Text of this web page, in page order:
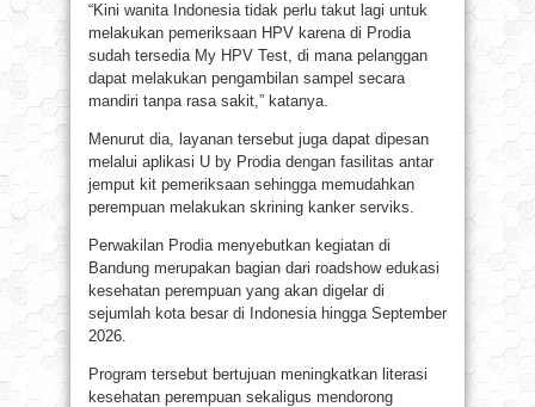
“Kini wanita Indonesia tidak perlu takut lagi untuk
melakukan pemeriksaan HPV karena di Prodia
sudah tersedia My HPV Test, di mana pelanggan
dapat melakukan pengambilan sampel secara
mandiri tanpa rasa sakit,” katanya.
Menurut dia, layanan tersebut juga dapat dipesan
melalui aplikasi U by Prodia dengan fasilitas antar
jemput kit pemeriksaan sehingga memudahkan
perempuan melakukan skrining kanker serviks.
Perwakilan Prodia menyebutkan kegiatan di
Bandung merupakan bagian dari roadshow edukasi
kesehatan perempuan yang akan digelar di
sejumlah kota besar di Indonesia hingga September
2026.
Program tersebut bertujuan meningkatkan literasi
kesehatan perempuan sekaligus mendorong